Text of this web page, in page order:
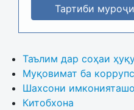
Тартиби
Таълим дар соҳаи
Муқовимат ба
Шахсони
Китобхона